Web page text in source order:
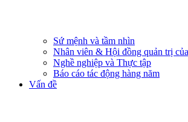
Sứ mệnh và tầm nhìn
Nhân viên & Hội đồng quản trị
Nghề nghiệp và Thực tập
Báo cáo tác động hàng năm
Vấn đề